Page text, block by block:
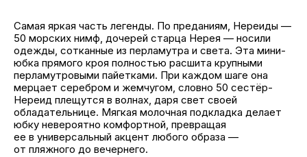
Самая яркая часть легенды. По преданиям, Нереиды —
50 морских нимф, дочерей старца Нерея — носили
одежды, сотканные из перламутра и света. Эта мини-
юбка прямого кроя полностью расшита крупными
перламутровыми пайетками. При каждом шаге она
мерцает серебром и жемчугом, словно 50 сестёр-
Нереид плещутся в волнах, даря свет своей
обладательнице. Мягкая молочная подкладка делает
юбку невероятно комфортной, превращая
ее в универсальный акцент любого образа —
от пляжного до вечернего.